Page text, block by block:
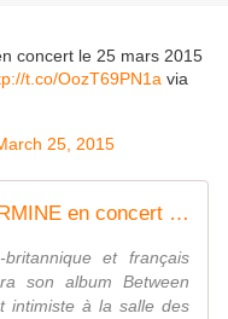
concert le 25 mars 2015
t.co/OozT69PN1a via
25, 2015
- PIERS FACCINI & ANITA FARMINE en concert le 25 mars 2015 à ST JEAN DE LA RUELLE - VIVRE AUTREMENT VOS LOISIRS avec Clodelle
et français
son album Between
intimiste à la salle des